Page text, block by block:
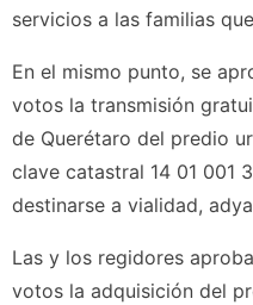
servicios a las familias
En el mismo punto, se
votos la transmisión
de Querétaro del predio
clave catastral 14 01 001
destinarse a vialidad,
Las y los regidores
votos la adquisición del